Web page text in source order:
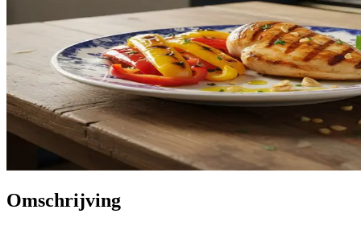
Omschrijving